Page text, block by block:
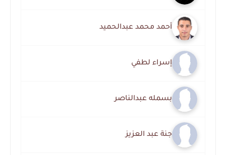
أحمد محمد عبدالحميد
إسراء لطفي
بسمله عبدالناصر
جنة عبد العزيز